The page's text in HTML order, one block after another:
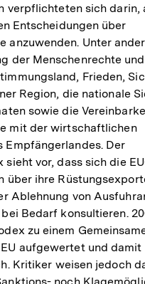
verpflichteten sich darin,
Entscheidungen über
anzuwenden. Unter
der Menschenrechte
Frieden,
Region, die nationale
sowie die
mit der wirtschaftlichen
Empfängerlandes. Der
sieht vor, dass sich die
über ihre
Ablehnung von
Bedarf konsultieren.
zu einem
aufgewertet und damit
Kritiker weisen jedoch
noch